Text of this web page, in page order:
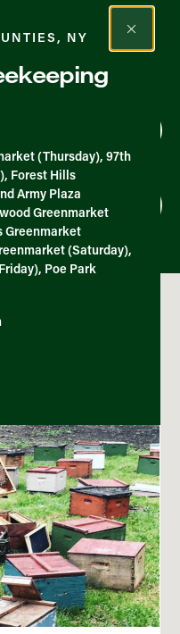
y
NY
(Thursday), 97th
Forest Hills
Army Plaza
Greenmarket
Greenmarket
(Saturday),
Poe Park